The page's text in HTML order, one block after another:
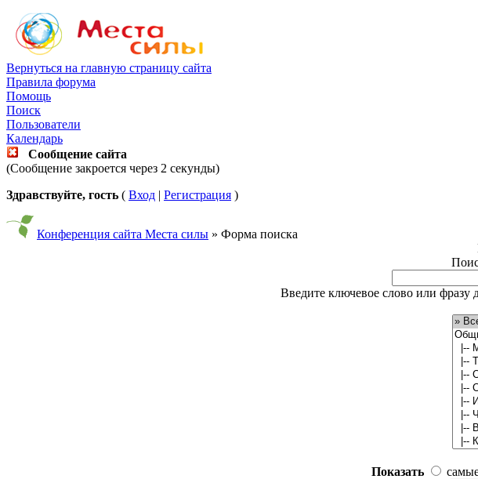
Вернуться на главную страницу сайта
Правила форума
Помощь
Поиск
Пользователи
Календарь
Сообщение сайта
(Сообщение закроется через 2 секунды)
Здравствуйте, гость ( Вход | Регистрация )
Конференция сайта Места силы » Форма поиска
Введите ключевое слово или фразу
Показать